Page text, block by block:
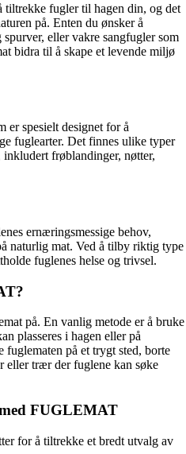
tiltrekke fugler til hagen din, og det
på. Enten du ønsker å
eller vakre sangfugler som
bidra til å skape et levende miljø
er spesielt designet for å
fuglearter. Det finnes ulike typer
frøblandinger, nøtter,
ernæringsmessige behov,
naturlig mat. Ved å tilby riktig type
fuglenes helse og trivsel.
på. En vanlig metode er å bruke
plasseres i hagen eller på
fuglematen på et trygt sted, borte
eller trær der fuglene kan søke
FUGLEMAT
for å tiltrekke et bredt utvalg av